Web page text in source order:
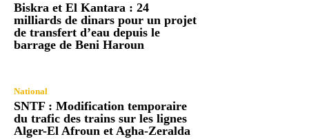
Biskra et El Kantara : 24
milliards de dinars pour un projet
de transfert d’eau depuis le
barrage de Beni Haroun
National
SNTF : Modification temporaire
du trafic des trains sur les lignes
Alger-El Afroun et Agha-Zeralda